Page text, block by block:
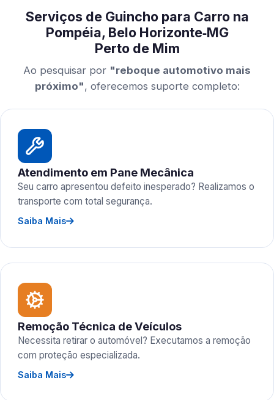
Serviços de Guincho para Carro na
Pompéia, Belo Horizonte‑MG
Perto de Mim
Ao pesquisar por "reboque automotivo mais
próximo", oferecemos suporte completo:
Atendimento em Pane Mecânica
Seu carro apresentou defeito inesperado? Realizamos o
transporte com total segurança.
Saiba Mais
Remoção Técnica de Veículos
Necessita retirar o automóvel? Executamos a remoção
com proteção especializada.
Saiba Mais